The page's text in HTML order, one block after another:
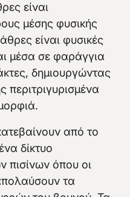
είναι
μέσης φυσικής
είναι φυσικές
μέσα σε φαράγγια
δημιουργώντας
περιτριγυρισμένα
από το
δίκτυο
πισίνων όπου οι
τα